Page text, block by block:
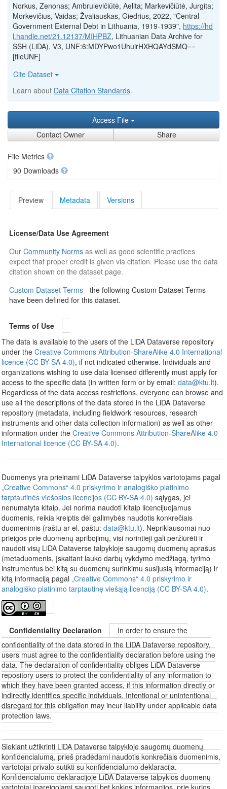
Norkus, Zenonas; Ambrulevičiūtė, Aelita; Markevičiūtė, Jurgita;
Morkevičius, Vaidas; Žvaliauskas, Giedrius, 2022, "Central
Government External Debt in Lithuania, 1919-1939", https://hd
l.handle.net/21.12137/MIHPBZ, Lithuanian Data Archive for
SSH (LiDA), V3, UNF:6:MDYPwo1UhuirHXHQAYdSMQ==
[fileUNF]
Cite Dataset
Learn about Data Citation Standards.
Access File
Contact Owner
Share
File Metrics
90 Downloads
Preview Metadata Versions
License/Data Use Agreement
Our Community Normsas well as good scientific practices
expect that proper credit is given via citation. Please use the data
citation shown on the dataset page.
Custom Dataset Terms - the following Custom Dataset Terms
have been defined for this dataset.
Terms of Use
The data is available to the users of the LiDA Dataverse repository
under the Creative Commons Attribution-ShareAlike 4.0 International
licence (CC BY-SA 4.0), if not indicated otherwise. Individuals and
organizations wishing to use data licensed differently must apply for
access to the specific data (in written form or by email: data@ktu.lt).
Regardless of the data access restrictions, everyone can browse and
use all the descriptions of the data stored in the LiDA Dataverse
repository (metadata, including fieldwork resources, research
instruments and other data collection information) as well as other
information under the Creative Commons Attribution-ShareAlike 4.0
International licence (CC BY-SA 4.0).
Duomenys yra prieinami LiDA Dataverse talpyklos vartotojams pagal
„Creative Commons“ 4.0 priskyrimo ir analogiško platinimo
tarptautinės viešosios licencijos (CC BY-SA 4.0) sąlygas, jei
nenumatyta kitaip. Jei norima naudoti kitaip licencijuojamus
duomenis, reikia kreiptis dėl galimybės naudotis konkrečiais
duomenimis (raštu ar el. paštu: data@ktu.lt). Nepriklausomai nuo
prieigos prie duomenų apribojimų, visi norintieji gali peržiūrėti ir
naudoti visų LiDA Dataverse talpykloje saugomų duomenų aprašus
(metaduomenis, įskaitant lauko darbų vykdymo medžiagą, tyrimo
instrumentus bei kitą su duomenų surinkimu susijusią informaciją) ir
kitą informaciją pagal „Creative Commons“ 4.0 priskyrimo ir
analogiško platinimo tarptautinę viešąją licenciją (CC BY-SA 4.0).
Confidentiality Declaration
In order to ensure the
confidentiality of the data stored in the LiDA Dataverse repository,
users must agree to the confidentiality declaration before using the
data. The declaration of confidentiality obliges LiDA Dataverse
repository users to protect the confidentiality of any information to
which they have been granted access, if this information directly or
indirectly identifies specific individuals. Intentional or unintentional
disregard for this obligation may incur liability under applicable data
protection laws.
Siekiant užtikrinti LiDA Dataverse talpykloje saugomų duomenų
konfidencialumą, prieš pradėdami naudotis konkrečiais duomenimis,
vartotojai privalo sutikti su konfidencialumo deklaracija.
Konfidencialumo deklaracijoje LiDA Dataverse talpyklos duomenų
vartotojai įpareigojami saugoti bet kokios informacijos, prie kurios